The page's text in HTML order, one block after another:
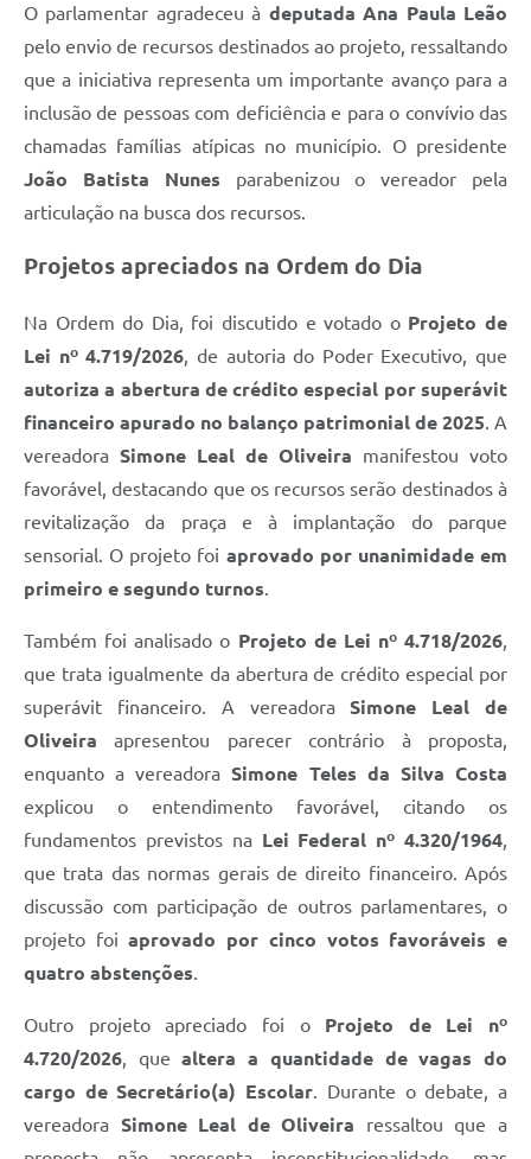
O parlamentar agradeceu à deputada Ana Paula Leão
pelo envio de recursos destinados ao projeto, ressaltando
que a iniciativa representa um importante avanço para a
inclusão de pessoas com deficiência e para o convívio das
chamadas famílias atípicas no município. O presidente
João Batista Nunes parabenizou o vereador pela
articulação na busca dos recursos.
Projetos apreciados na Ordem do Dia
Na Ordem do Dia, foi discutido e votado o Projeto de
Lei nº 4.719/2026, de autoria do Poder Executivo, que
autoriza a abertura de crédito especial por superávit
financeiro apurado no balanço patrimonial de 2025. A
vereadora Simone Leal de Oliveira manifestou voto
favorável, destacando que os recursos serão destinados à
revitalização da praça e à implantação do parque
sensorial. O projeto foi aprovado por unanimidade em
primeiro e segundo turnos.
Também foi analisado o Projeto de Lei nº 4.718/2026,
que trata igualmente da abertura de crédito especial por
superávit financeiro. A vereadoraSimone Leal de
Oliveira apresentou parecer contrário à proposta,
enquanto a vereadoraSimone Teles da Silva Costa
explicou o entendimento favorável, citando os
fundamentos previstos na Lei Federal nº 4.320/1964,
que trata das normas gerais de direito financeiro. Após
discussão com participação de outros parlamentares, o
projeto foiaprovado por cinco votos favoráveis e
quatro abstenções.
Outro projeto apreciado foi o Projeto de Lei nº
4.720/2026, quealtera a quantidade de vagas do
cargo de Secretário(a) Escolar. Durante o debate, a
vereadora Simone Leal de Oliveira ressaltou que a